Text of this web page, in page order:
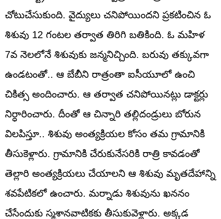
చోటుచేసుకుంది. వైద్యులు చనిపోయిందని ప్రకటించిన ఓ
శిశువు 12 గంటల తర్వాత తిరిగి బతికింది. ఓ మహిళ
7వ నెలలోనే శిశువుకు జన్మనిచ్చింది. బరువు తక్కువగా
ఉండటంతో.. ఆ బేబీని రాత్రంతా ఐసీయూలో ఉంచి
చికిత్స అందించారు. ఆ తర్వాత చనిపోయినట్లు డాక్టర్లు
నిర్ధారించారు. దీంతో ఆ చిన్నారి తల్లిదండ్రులు బోరున
విలపిస్తూ.. శిశువు అంత్యక్రియల కోసం తమ గ్రామానికి
తీసుకెళ్లారు. గ్రామానికి చేరుకునేసరికి రాత్రి కావడంతో
తెల్లారి అంత్యక్రియలు చేయాలని ఆ శిశువు మృతదేహాన్ని
శవపేటికలో ఉంచారు. మర్నాడు శిశువును ఖననం
చేసేందుకు స్మశానవాటికకు తీసుకువెళ్లారు. అక్కడ